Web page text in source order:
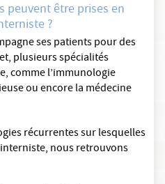
peuvent être prises en
?
ses patients pour des
plusieurs spécialités
comme l’immunologie
ou encore la médecine
récurrentes sur lesquelles
nous retrouvons